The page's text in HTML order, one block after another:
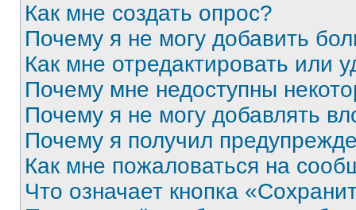
Как мне создать опрос?
Почему я не могу добавить
Как мне отредактировать или
Почему мне недоступны
Почему я не могу добавлять
Почему я получил
Как мне пожаловаться на
Что означает кнопка